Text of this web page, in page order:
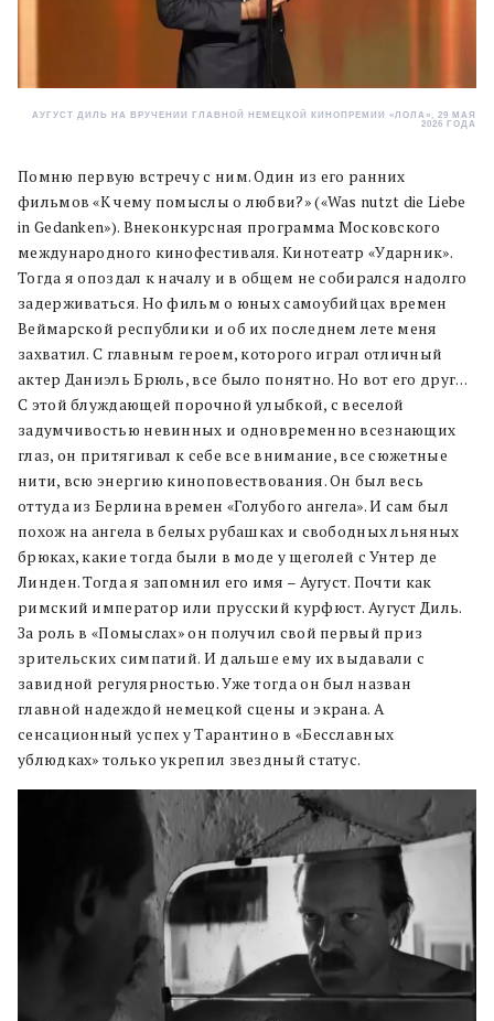
АУГУСТ ДИЛЬ НА ВРУЧЕНИИ ГЛАВНОЙ НЕМЕЦКОЙ КИНОПРЕМИИ «ЛОЛА», 29 МАЯ
2026 ГОДА
Помню первую встречу с ним. Один из его ранних
фильмов «К чему помыслы о любви?» («Was nutzt die Liebe
in Gedanken»). Внеконкурсная программа Московского
международного кинофестиваля. Кинотеатр «Ударник».
Тогда я опоздал к началу и в общем не собирался надолго
задерживаться. Но фильм о юных самоубийцах времен
Веймарской республики и об их последнем лете меня
захватил. С главным героем, которого играл отличный
актер Даниэль Брюль, все было понятно. Но вот его друг…
С этой блуждающей порочной улыбкой, с веселой
задумчивостью невинных и одновременно всезнающих
глаз, он притягивал к себе все внимание, все сюжетные
нити, всю энергию киноповествования. Он был весь
оттуда из Берлина времен «Голубого ангела». И сам был
похож на ангела в белых рубашках и свободных льняных
брюках, какие тогда были в моде у щеголей с Унтер де
Линден. Тогда я запомнил его имя – Аугуст. Почти как
римский император или прусский курфюст. Аугуст Диль.
За роль в «Помыслах» он получил свой первый приз
зрительских симпатий. И дальше ему их выдавали с
завидной регулярностью. Уже тогда он был назван
главной надеждой немецкой сцены и экрана. А
сенсационный успех у Тарантино в «Бесславных
ублюдках» только укрепил звездный статус.